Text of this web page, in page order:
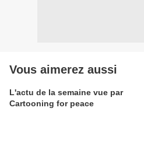
Vous aimerez aussi
L'actu de la semaine vue par
Cartooning for peace